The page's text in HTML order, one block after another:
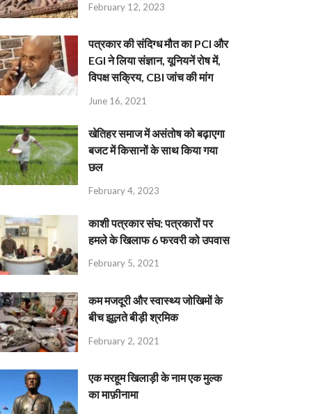
February 12, 2023
पत्रकार की संदिग्ध मौत का PCI और
EGI ने लिया संज्ञान, यूनियनें रोष में,
विपक्ष सक्रिय, CBI जांच की मांग
June 16, 2021
खेतिहर समाज में असंतोष को बढ़ाएगा
बजट में किसानों के साथ किया गया
छल
February 4, 2023
काशी पत्रकार संघ: पत्रकारों पर
हमले के खिलाफ 6 फरवरी को उपवास
February 5, 2021
कम मजदूरी और स्वास्थ्य जोखिमों के
बीच झूलते बीड़ी श्रमिक
February 2, 2021
एक मरहूम खिलाड़ी के नाम एक मुल्क
का माफ़ीनामा